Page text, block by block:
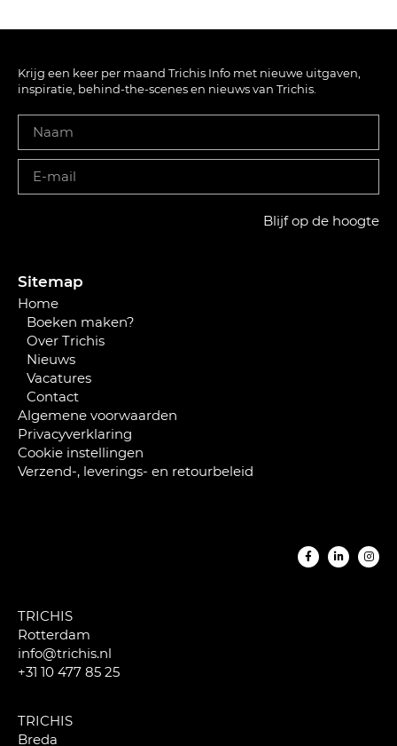
Krijg een keer per maand Trichis Info met nieuwe uitgaven,
inspiratie, behind-the-scenes en nieuws van Trichis.
Blijf op de hoogte
Sitemap
Home
Boeken maken?
Over Trichis
Nieuws
Vacatures
Contact
Algemene voorwaarden
Privacyverklaring
Cookie instellingen
Verzend-, leverings- en retourbeleid
TRICHIS
Rotterdam
info@trichis.nl
+31 10 477 85 25
TRICHIS
Breda